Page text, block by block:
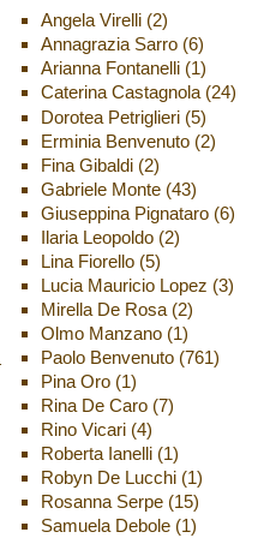
Angela Virelli(2)
Annagrazia Sarro(6)
Arianna Fontanelli(1)
Caterina Castagnola(24)
Dorotea Petriglieri(5)
Erminia Benvenuto(2)
Fina Gibaldi(2)
Gabriele Monte(43)
Giuseppina Pignataro(6)
Ilaria Leopoldo(2)
Lina Fiorello(5)
Lucia Mauricio Lopez (3)
Mirella De Rosa(2)
Olmo Manzano(1)
Paolo Benvenuto(761)
Pina Oro(1)
Rina De Caro(7)
Rino Vicari(4)
Roberta Ianelli(1)
Robyn De Lucchi(1)
Rosanna Serpe(15)
Samuela Debole(1)